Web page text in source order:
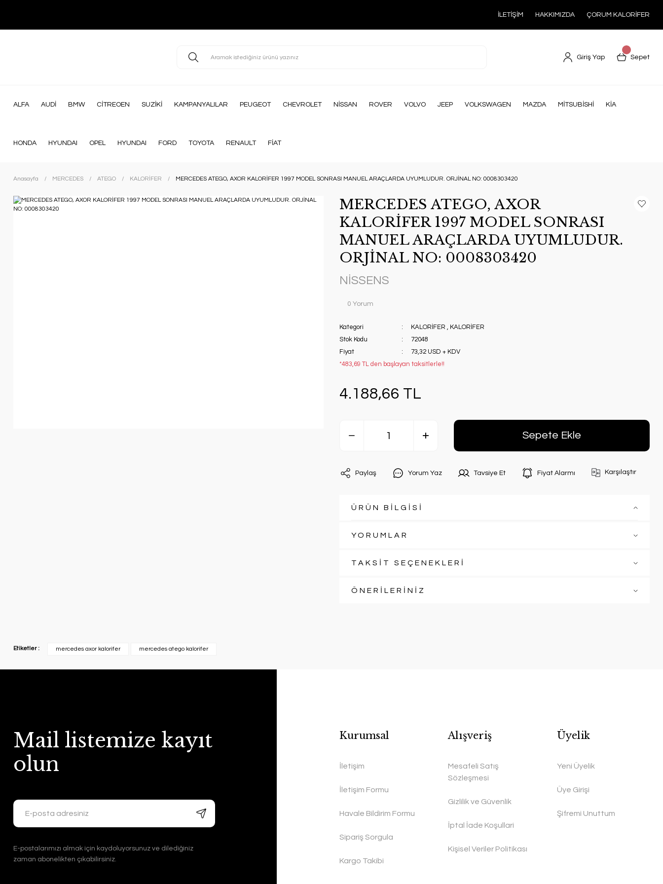
İLETİŞİM HAKKIMIZDA ÇORUM KALORİFER
Giriş Yap Sepet
ALFA AUDİ BMW CİTREOEN SUZİKİ KAMPANYALILAR PEUGEOT CHEVROLET NİSSAN ROVER VOLVO JEEP VOLKSWAGEN MAZDA MİTSUBİSHİ KİA
HONDA HYUNDAI OPEL HYUNDAI FORD TOYOTA RENAULT FİAT
Anasayfa MERCEDES ATEGO KALORİFER MERCEDES ATEGO, AXOR KALORİFER 1997 MODEL SONRASI MANUEL ARAÇLARDA UYUMLUDUR. ORJİNAL NO: 0008303420
MERCEDES ATEGO, AXOR
KALORİFER 1997 MODEL SONRASI
MANUEL ARAÇLARDA UYUMLUDUR.
ORJİNAL NO: 0008303420
NİSSENS
0 Yorum
Kategori KALORİFER , KALORİFER
Stok Kodu
72048
Fiyat
73,32 USD + KDV
*483,69 TL den başlayan taksitlerle!!
4.188,66 TL
Sepete Ekle
Paylaş Yorum Yaz Tavsiye Et Fiyat Alarmı Karşılaştır
ÜRÜN BİLGİSİ
YORUMLAR
TAKSİT SEÇENEKLERİ
ÖNERİLERİNİZ
Etiketler : mercedes axor kalorifer mercedes atego kalorifer
Mail listemize kayıt
olun
E-postalarımızı almak için kaydoluyorsunuz ve dilediğiniz
zaman abonelikten çıkabilirsiniz.
Kurumsal
İletişim
İletişim Formu
Havale Bildirim Formu
Sipariş Sorgula
Kargo Takibi
Alışveriş
Mesafeli Satış
Sözleşmesi
Gizlilik ve Güvenlik
İptal İade Koşullari
Kişisel Veriler Politikası
Üyelik
Yeni Üyelik
Üye Girişi
Şifremi Unuttum